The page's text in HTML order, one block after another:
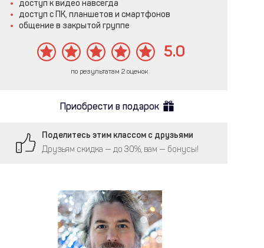
доступ к видео навсегда
доступ с ПК, планшетов и смартфонов
общение в закрытой группе
5.0
по результатам 2 оценок
Приобрести в подарок
Поделитесь этим классом с друзьями
Друзьям скидка — до 30%, вам — бонусы!